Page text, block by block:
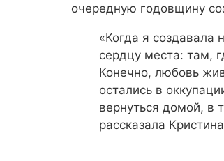
очередную годовщину
«Когда я создавала
сердцу места: там,
Конечно, любовь
остались в
вернуться домой, в
рассказала